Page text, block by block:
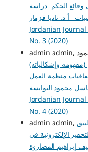
وقائع الحكم دراسة
Jordanian
No. 3 (2020)
admin admin, د. أسيد حسن الذنيبات د. باسل محمود
وإشكالياته)
منظمة العمل
Jordanian
No. 4 (2020)
الإلكترونية في